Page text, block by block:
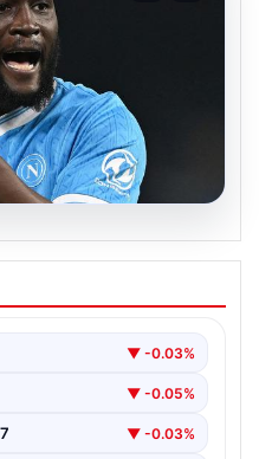
rüyası
▼ -0.03%
▼ -0.05%
▼ -0.03%